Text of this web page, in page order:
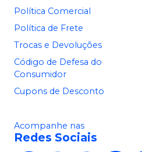
Política Comercial
Política de Frete
Trocas e Devoluções
Código de Defesa do
Consumidor
Cupons de Desconto
Acompanhe nas
Redes Sociais